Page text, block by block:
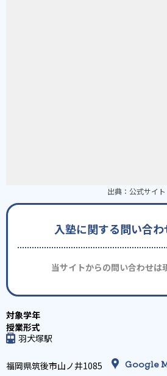
出典： 公式サイト
入塾に関する問い合
当サイトからの問い合わせは
羽犬塚駅
福岡県筑後市山ノ井1085 Google